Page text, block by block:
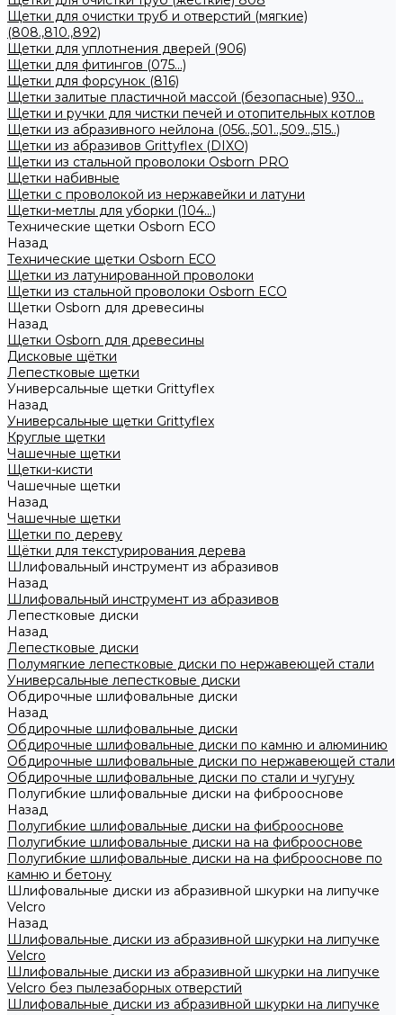
Щетки для очистки труб и отверстий (мягкие)
(808.,810.,892)
Щетки для уплотнения дверей (906)
Щетки для фитингов (075...)
Щетки для форсунок (816)
Щетки залитые пластичной массой (безопасные) 930...
Щетки и ручки для чистки печей и отопительных котлов
Щетки из абразивного нейлона (056..,501..,509..,515..)
Щетки из абразивов Grittyflex (DIXO)
Щетки из стальной проволоки Osborn PRO
Щетки набивные
Щетки с проволокой из нержавейки и латуни
Щетки-метлы для уборки (104...)
Технические щетки Osborn ЕСО
Назад
Технические щетки Osborn ЕСО
Щетки из латунированной проволоки
Щетки из стальной проволоки Osborn ECO
Щетки Osborn для древесины
Назад
Щетки Osborn для древесины
Дисковые щётки
Лепестковые щетки
Универсальные щетки Grittyflex
Назад
Универсальные щетки Grittyflex
Круглые щетки
Чашечные щетки
Щетки-кисти
Чашечные щетки
Назад
Чашечные щетки
Щетки по дереву
Щётки для текстурирования дерева
Шлифовальный инструмент из абразивов
Назад
Шлифовальный инструмент из абразивов
Лепестковые диски
Назад
Лепестковые диски
Полумягкие лепестковые диски по нержавеющей стали
Универсальные лепестковые диски
Обдирочные шлифовальные диски
Назад
Обдирочные шлифовальные диски
Обдирочные шлифовальные диски по камню и алюминию
Обдирочные шлифовальные диски по нержавеющей стали
Обдирочные шлифовальные диски по стали и чугуну
Полугибкие шлифовальные диски на фиброоснове
Назад
Полугибкие шлифовальные диски на фиброоснове
Полугибкие шлифовальные диски на на фиброоснове
Полугибкие шлифовальные диски на на фиброоснове по
камню и бетону
Шлифовальные диски из абразивной шкурки на липучке
Velcro
Назад
Шлифовальные диски из абразивной шкурки на липучке
Velcro
Шлифовальные диски из абразивной шкурки на липучке
Velcro без пылезаборных отверстий
Шлифовальные диски из абразивной шкурки на липучке